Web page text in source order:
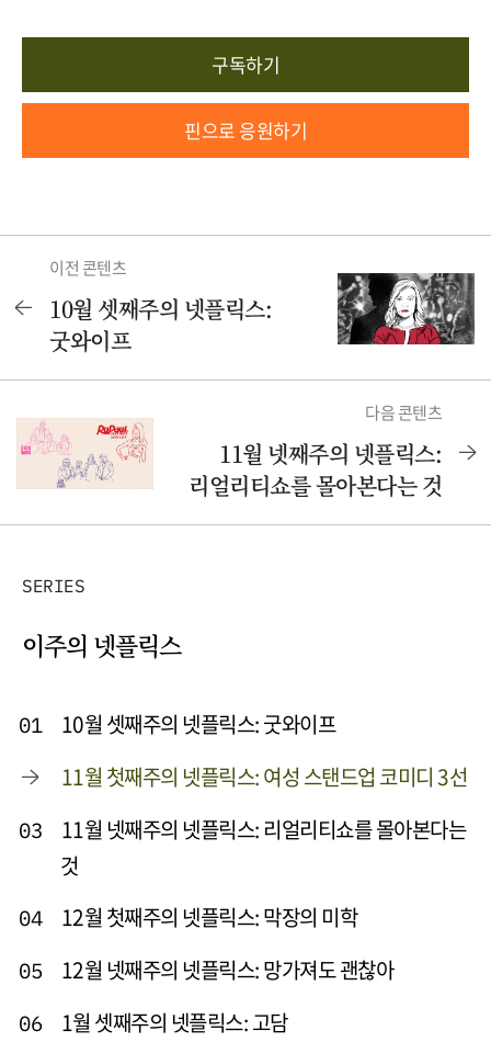
구독하기
핀으로 응원하기
이전 콘텐츠
10월 셋째주의 넷플릭스:
굿와이프
다음 콘텐츠
11월 넷째주의 넷플릭스:
리얼리티쇼를 몰아본다는 것
SERIES
이주의 넷플릭스
01
10월 셋째주의 넷플릭스: 굿와이프
11월 첫째주의 넷플릭스: 여성 스탠드업 코미디 3선
03
11월 넷째주의 넷플릭스: 리얼리티쇼를 몰아본다는
것
04 12월 첫째주의 넷플릭스: 막장의 미학
05 12월 넷째주의 넷플릭스: 망가져도 괜찮아
06 1월 셋째주의 넷플릭스: 고담